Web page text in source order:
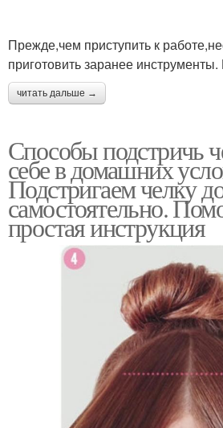
Прежде,чем приступить к
приготовить заранее
читать дальше →
Способы подстричь
себе в домашних
Подстригаем челку
самостоятельно.
простая инструкция